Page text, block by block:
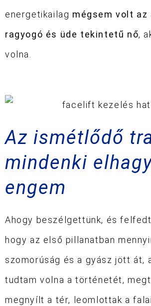
energetikailag mégsem volt az
ragyogó és üde tekintetű nő,
volna.
Az ismétlődő
mindenki
engem
Ahogy beszélgettünk, és
hogy az első pillanatban
szomorúság és a gyász jött át,
tudtam volna a történetét,
megnyílt a tér, leomlottak a